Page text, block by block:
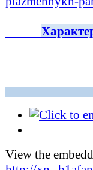
View the